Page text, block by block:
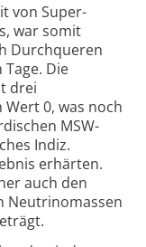
von Super-
war somit
Durchqueren
Die
drei
0, was noch
MSW-
Indiz.
erhärten.
auch den
Neutrinomassen